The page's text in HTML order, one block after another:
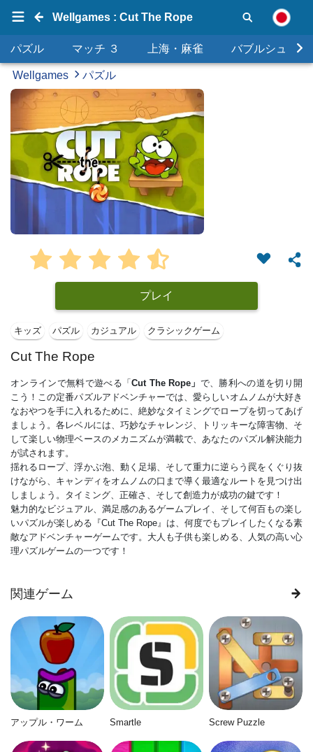
Wellgames : Cut The Rope
パズル マッチ ３ 上海・麻雀 バブルシュータ
Wellgames パズル
プレイ
キッズ パズル カジュアル クラシックゲーム
Cut The Rope
オンラインで無料で遊べる「Cut The Rope」 で、勝利への道を切り開
こう！この定番パズルアドベンチャーでは、愛らしいオムノムが大好き
なおやつを手に入れるために、絶妙なタイミングでロープを切ってあげ
ましょう。各レベルには、巧妙なチャレンジ、トリッキーな障害物、そ
して楽しい物理ベースのメカニズムが満載で、あなたのパズル解決能力
が試されます。
揺れるロープ、浮かぶ泡、動く足場、そして重力に逆らう罠をくぐり抜
けながら、キャンディをオムノムの口まで導く最適なルートを見つけ出
しましょう。タイミング、正確さ、そして創造力が成功の鍵です！
魅力的なビジュアル、満足感のあるゲームプレイ、そして何百もの楽し
いパズルが楽しめる『Cut The Rope』は、何度でもプレイしたくなる素
敵なアドベンチャーゲームです。大人も子供も楽しめる、人気の高い心
理パズルゲームの一つです！
関連ゲーム
アップル・ワーム Smartle Screw Puzzle